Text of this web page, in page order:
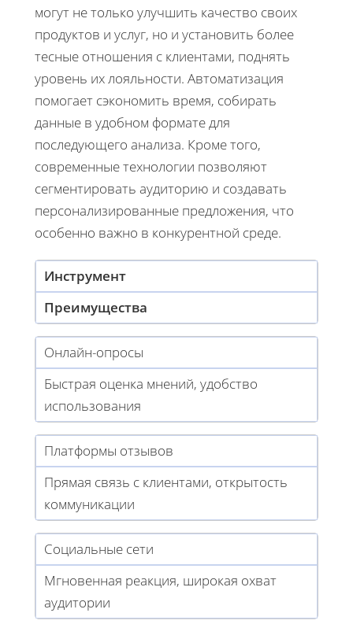
могут не только улучшить качество своих
продуктов и услуг, но и установить более
тесные отношения с клиентами, поднять
уровень их лояльности. Автоматизация
помогает сэкономить время, собирать
данные в удобном формате для
последующего анализа. Кроме того,
современные технологии позволяют
сегментировать аудиторию и создавать
персонализированные предложения, что
особенно важно в конкурентной среде.
Инструмент
Преимущества
Онлайн-опросы
Быстрая оценка мнений, удобство
использования
Платформы отзывов
Прямая связь с клиентами, открытость
коммуникации
Социальные сети
Мгновенная реакция, широкая охват
аудитории